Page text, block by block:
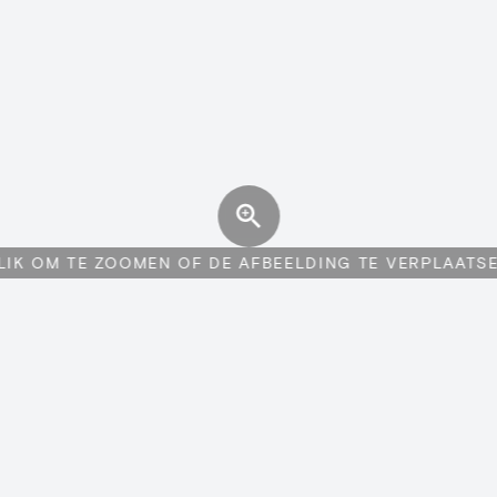
OM TE ZOOMEN OF DE AFBEELDING TE